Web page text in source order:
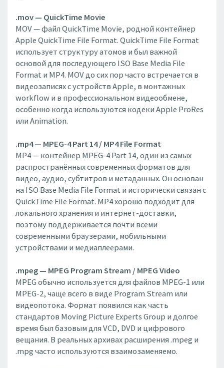
.mov — QuickTime Movie
MOV — файл QuickTime Movie, родной контейнер
Apple QuickTime File Format. QuickTime File Format
использует структуру атомов и был важной
основой для последующего ISO Base Media File
Format и MP4. MOV до сих пор часто встречается в
видеозаписях с устройств Apple, в монтажных
workflow и в профессиональном видеообмене,
особенно когда используются кодеки Apple ProRes
или Animation.
.mp4 — MPEG-4 Part 14 / MP4 File Format
MP4 — контейнер MPEG-4 Part 14, один из самых
распространённых современных форматов для
видео, аудио, субтитров и метаданных. Он основан
на ISO Base Media File Format и исторически связан с
QuickTime File Format. MP4 хорошо подходит для
локального хранения и интернет-доставки,
поэтому поддерживается почти всеми
современными браузерами, мобильными
устройствами и медиаплеерами.
.mpeg — MPEG Program Stream / MPEG Video
MPEG обычно используется для файлов MPEG-1 или
MPEG-2, чаще всего в виде Program Stream или
видеопотока. Формат появился как часть
стандартов Moving Picture Experts Group и долгое
время был базовым для VCD, DVD и цифрового
вещания. В реальных архивах расширения .mpeg и
.mpg часто используются взаимозаменяемо.